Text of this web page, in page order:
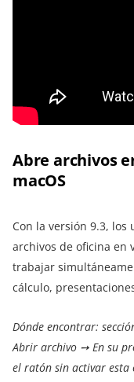
Abre archivos
macOS
Con la versión 9.3,
archivos de oficina en
trabajar
cálculo,
Dónde encontrar:
Abrir archivo ➙ En su
el ratón sin activar esta